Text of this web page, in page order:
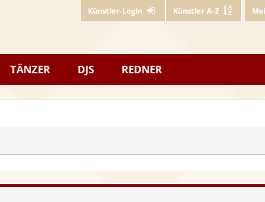
Künstler-Login Künstler A-Z
TÄNZER DJS REDNER